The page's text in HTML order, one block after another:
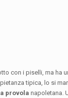
con i piselli, ma ha
tipica, lo si
provola napoletana.